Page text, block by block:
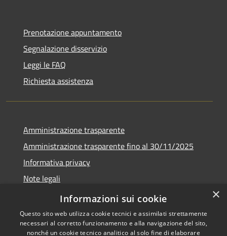
Prenotazione appuntamento
Segnalazione disservizio
Leggi le FAQ
Richiesta assistenza
Amministrazione trasparente
Amministrazione trasparente fino al 30/11/2025
Informativa privacy
Note legali
Dichiarazione di accessibilità
×
Informazioni sui cookie
Questo sito web utilizza cookie tecnici e assimilati strettamente
necessari al corretto funzionamento e alla navigazione del sito,
nonché un cookie tecnico analitico al solo fine di elaborare